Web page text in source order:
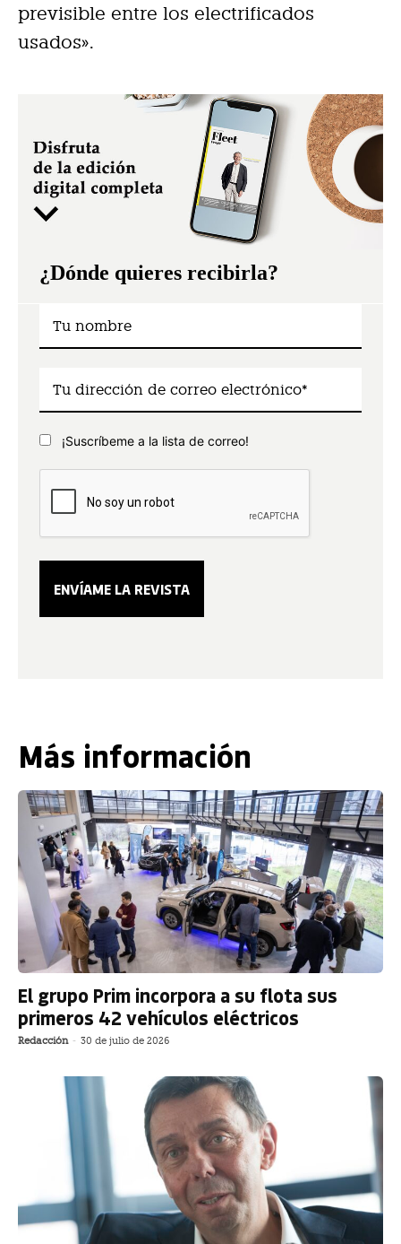
previsible entre los electrificados
usados».
¿Dónde quieres recibirla?
¡Suscríbeme a la lista de correo!
Más información
El grupo Prim incorpora a su flota sus
primeros 42 vehículos eléctricos
Redacción - 30 de julio de 2026